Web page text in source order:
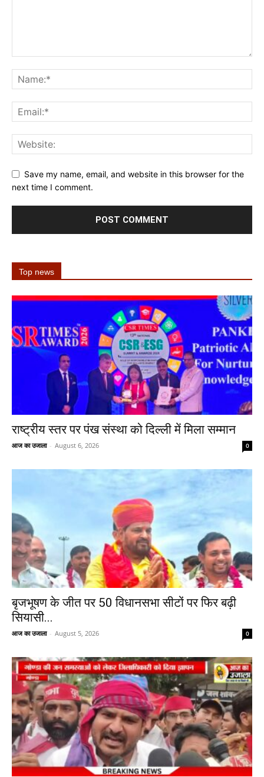
Save my name, email, and website in this browser for the
next time I comment.
Top news
राष्ट्रीय स्तर पर पंख संस्था को दिल्ली में मिला सम्मान
आज का उजाला - August 6, 2026 0
बृजभूषण के जीत पर 50 विधानसभा सीटों पर फिर बढ़ी
सियासी...
आज का उजाला - August 5, 2026 0